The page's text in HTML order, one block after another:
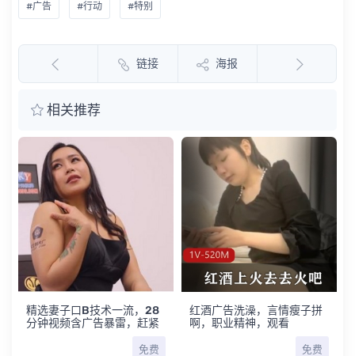
#广告 #行动 #特别
链接 海报
相关推荐
精选妻子口B技术一流，28
分钟视频含广告暴雷，赶紧
免费
红酒广告洗澡，言情瘦子拼
啊，职业精神，观看
免费